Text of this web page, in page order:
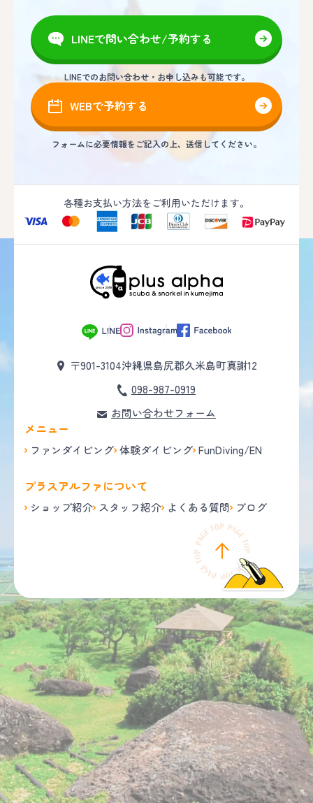
LINEで問い合わせ/予約する
LINEでのお問い合わせ・お申し込みも可能です。
WEBで予約する
フォームに必要情報をご記入の上、送信してください。
各種お支払い方法をご利用いただけます。
〒901-3104沖縄県島尻郡久米島町真謝12
098-987-0919
お問い合わせフォーム
メニュー
ファンダイビング 体験ダイビング FunDiving/EN
プラスアルファについて
ショップ紹介 スタッフ紹介 よくある質問 ブログ